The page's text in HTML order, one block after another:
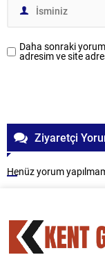
Daha sonraki
adresim ve site
Ziyaretçi
Henüz yorum